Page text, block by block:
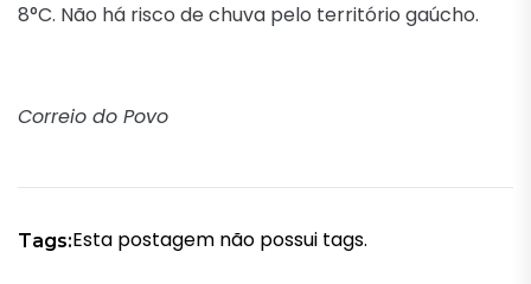
8°C. Não há risco de chuva pelo território gaúcho.
Correio do Povo
Tags:Esta postagem não possui tags.